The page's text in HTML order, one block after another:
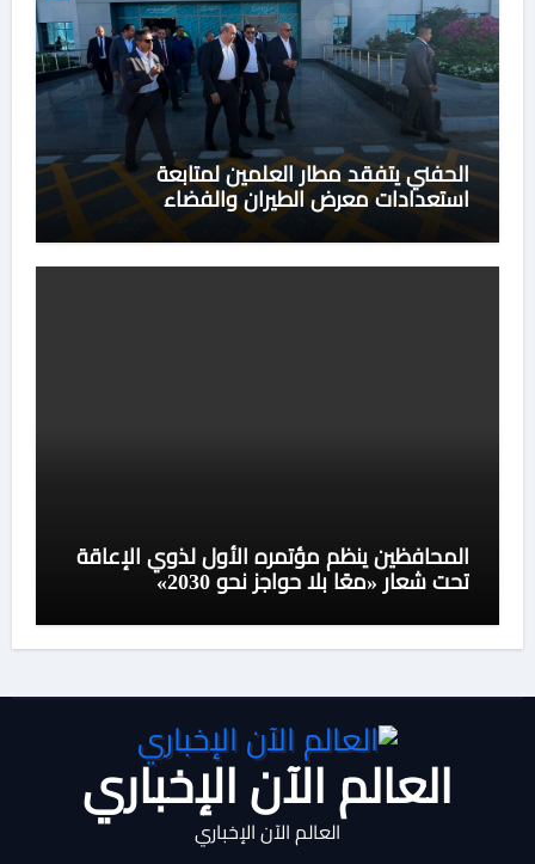
الحفني يتفقد مطار العلمين لمتابعة
استعدادات معرض الطيران والفضاء
المحافظين ينظم مؤتمره الأول لذوي الإعاقة
تحت شعار «معًا بلا حواجز نحو 2030»
العالم الآن الإخباري
العالم الآن الإخباري